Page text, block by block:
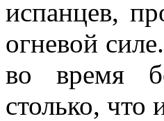
испанцев,
огневой
во время
столько, что